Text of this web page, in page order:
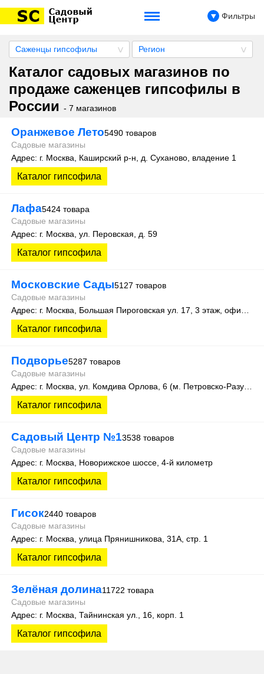
Фильтры
Саженцы гипсофилы Регион
Каталог садовых магазинов по
продаже саженцев гипсофилы в
России - 7 магазинов
Оранжевое Лето5490 товаров
Садовые магазины
Адрес: г. Москва, Каширский р-н, д. Суханово, владение 1
Каталог гипсофила
Лафа5424 товара
Садовые магазины
Адрес: г. Москва, ул. Перовская, д. 59
Каталог гипсофила
Московские Сады5127 товаров
Садовые магазины
Каталог гипсофила
Подворье5287 товаров
Садовые магазины
Каталог гипсофила
Садовый Центр №13538 товаров
Садовые магазины
Адрес: г. Москва, Новорижское шоссе, 4-й километр
Каталог гипсофила
Гисок2440 товаров
Садовые магазины
Адрес: г. Москва, улица Прянишникова, 31А, стр. 1
Каталог гипсофила
Зелёная долина11722 товара
Садовые магазины
Адрес: г. Москва, Тайнинская ул., 16, корп. 1
Каталог гипсофила